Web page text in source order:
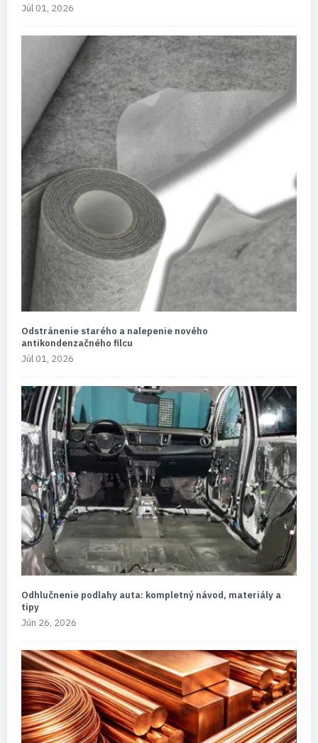
Júl 01, 2026
Odstránenie starého a nalepenie nového
antikondenzačného filcu
Júl 01, 2026
Odhlučnenie podlahy auta: kompletný návod, materiály a
tipy
Jún 26, 2026